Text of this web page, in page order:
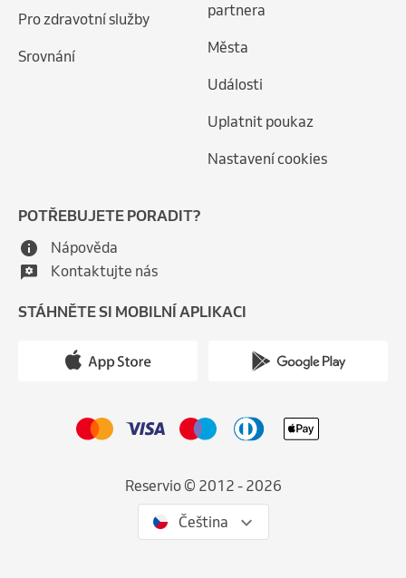
Pro zdravotní služby
Srovnání
partnera
Města
Události
Uplatnit poukaz
Nastavení cookies
POTŘEBUJETE PORADIT?
Nápověda
Kontaktujte nás
STÁHNĚTE SI MOBILNÍ APLIKACI
Reservio © 2012 - 2026
Čeština